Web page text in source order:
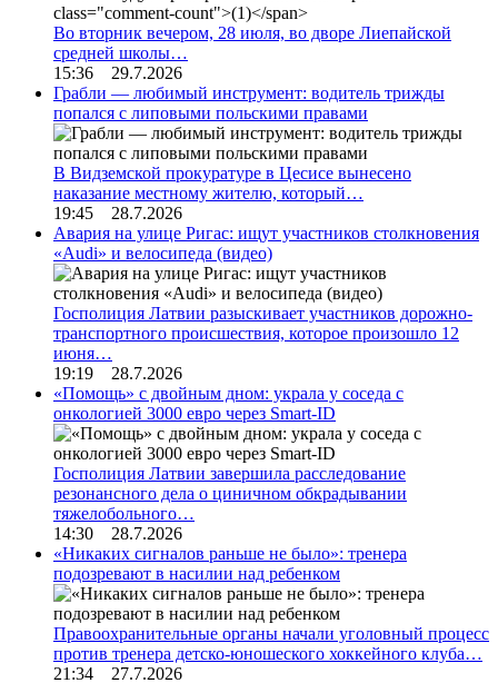
Во вторник вечером, 28 июля, во дворе Лиепайской
средней школы…
15:36 29.7.2026
Грабли — любимый инструмент: водитель трижды
попался с липовыми польскими правами
В Видземской прокуратуре в Цесисе вынесено
наказание местному жителю, который…
19:45 28.7.2026
Авария на улице Ригас: ищут участников столкновения
«Audi» и велосипеда (видео)
Госполиция Латвии разыскивает участников дорожно-
транспортного происшествия, которое произошло 12
июня…
19:19 28.7.2026
«Помощь» с двойным дном: украла у соседа с
онкологией 3000 евро через Smart-ID
Госполиция Латвии завершила расследование
резонансного дела о циничном обкрадывании
тяжелобольного…
14:30 28.7.2026
«Никаких сигналов раньше не было»: тренера
подозревают в насилии над ребенком
Правоохранительные органы начали уголовный процесс
против тренера детско-юношеского хоккейного клуба…
21:34 27.7.2026